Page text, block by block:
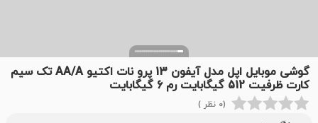
گوشی موبایل اپل مدل آیفون 13 پرو نات اکتیو AA/A تک سیم
کارت ظرفیت 512 گیگابایت رم 6 گیگابایت
(0 نظر )